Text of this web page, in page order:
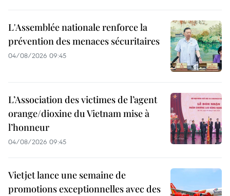
L'Assemblée nationale renforce la
prévention des menaces sécuritaires
04/08/2026 09:45
L’Association des victimes de l’agent
orange/dioxine du Vietnam mise à
l’honneur
04/08/2026 09:45
Vietjet lance une semaine de
promotions exceptionnelles avec des